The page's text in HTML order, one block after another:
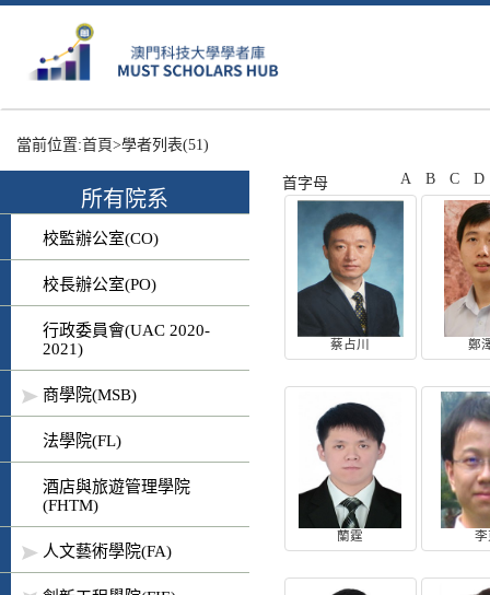
當前位置:首頁>學者列表(51)
所有院系
校監辦公室(CO)
校長辦公室(PO)
行政委員會(UAC 2020-
2021)
商學院(MSB)
法學院(FL)
酒店與旅遊管理學院
(FHTM)
人文藝術學院(FA)
首字母 A B C D
蔡占川 鄭
蘭霆 李